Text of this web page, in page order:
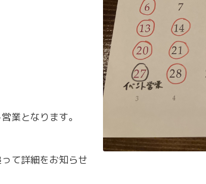
業となります。
て詳細をお知らせ